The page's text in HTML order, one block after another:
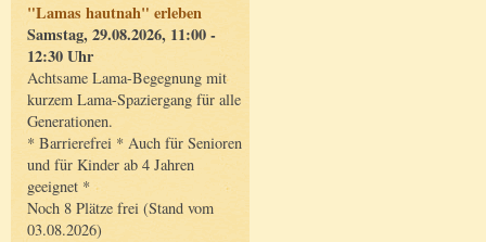
"Lamas hautnah" erleben
Samstag, 29.08.2026, 11:00 -
12:30 Uhr
Achtsame Lama-Begegnung mit
kurzem Lama-Spaziergang für alle
Generationen.
* Barrierefrei * Auch für Senioren
und für Kinder ab 4 Jahren
geeignet *
Noch 8 Plätze frei (Stand vom
03.08.2026)